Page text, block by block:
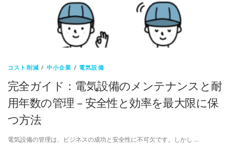
コスト削減 / 中小企業 / 電気設備
完全ガイド：電気設備のメンテナンスと耐
用年数の管理 – 安全性と効率を最大限に保
つ方法
電気設備の管理は、ビジネスの成功と安全性に不可欠です。しかし …